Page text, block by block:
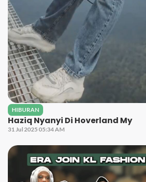
HIBURAN
Haziq Nyanyi Di Hoverland My
31 Jul 2025 05:34 AM